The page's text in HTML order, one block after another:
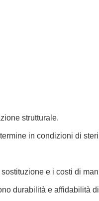
strutturale.
in condizioni di
e i costi di
durabilità e affidabilità